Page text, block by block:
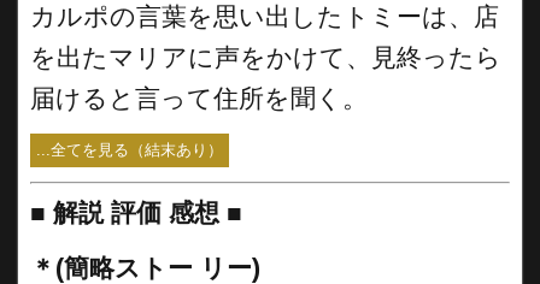
カルポの言葉を思い出したトミーは、店
を出たマリアに声をかけて、見終ったら
届けると言って住所を聞く。
...全てを見る（結末あり）
■ 解説 評価 感想 ■
＊(簡略ストー リー)